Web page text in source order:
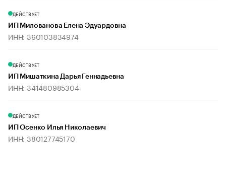
ДЕЙСТВУЕТ
ИП Милованова Елена Эдуардовна
ИНН: 360103834974
ДЕЙСТВУЕТ
ИП Мишаткина Дарья Геннадьевна
ИНН: 341480985304
ДЕЙСТВУЕТ
ИП Осенко Илья Николаевич
ИНН: 380127745170